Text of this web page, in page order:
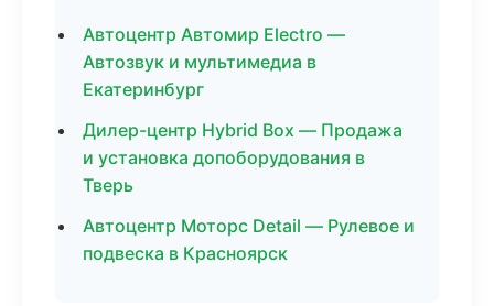
Автоцентр Автомир Electro —
Автозвук и мультимедиа в
Екатеринбург
Дилер-центр Hybrid Box — Продажа
и установка допоборудования в
Тверь
Автоцентр Моторс Detail — Рулевое и
подвеска в Красноярск